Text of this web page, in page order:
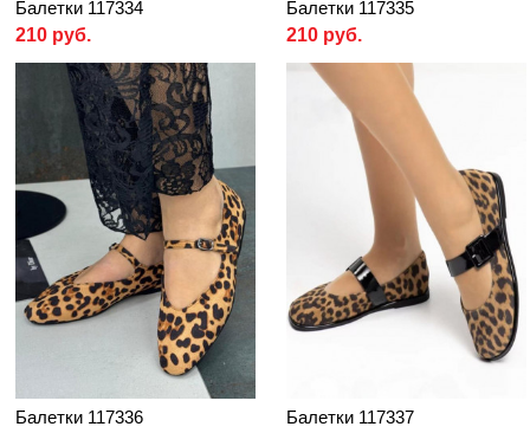
Балетки 117334
210 руб.
Балетки 117335
210 руб.
Балетки 117336
Балетки 117337